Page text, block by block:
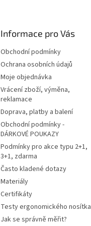
Informace pro Vás
Obchodní podmínky
Ochrana osobních údajů
Moje objednávka
Vrácení zboží, výměna,
reklamace
Doprava, platby a balení
Obchodní podmínky -
DÁRKOVÉ POUKAZY
Podmínky pro akce typu 2+1,
3+1, zdarma
Často kladené dotazy
Materiály
Certifikáty
Testy ergonomického nosítka
Jak se správně měřit?